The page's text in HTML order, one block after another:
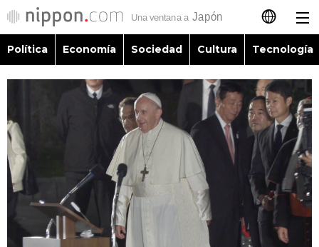
日本語
English
简体字
繁體字
Français
العربية
Política
Economía
Sociedad
Política Economía Sociedad Cultura Tecnología